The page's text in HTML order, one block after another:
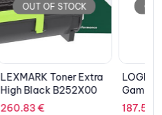
OUT OF STOCK
LEXMARK Toner Extra
High Black B252X00
260.83€
Gaming
187.51